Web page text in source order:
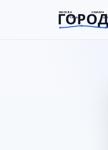
МОСКВА САМАРА
ТУЛА
goroda-na.ru